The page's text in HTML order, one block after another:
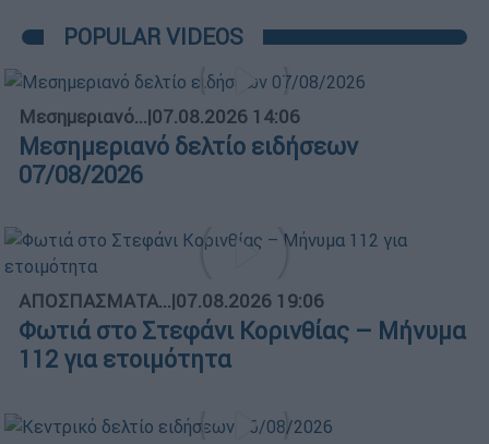
POPULAR VIDEOS
Μεσημεριανό...|07.08.2026 14:06
Μεσημεριανό δελτίο ειδήσεων
07/08/2026
ΑΠΟΣΠΑΣΜΑΤΑ...|07.08.2026 19:06
Φωτιά στο Στεφάνι Κορινθίας – Μήνυμα
112 για ετοιμότητα